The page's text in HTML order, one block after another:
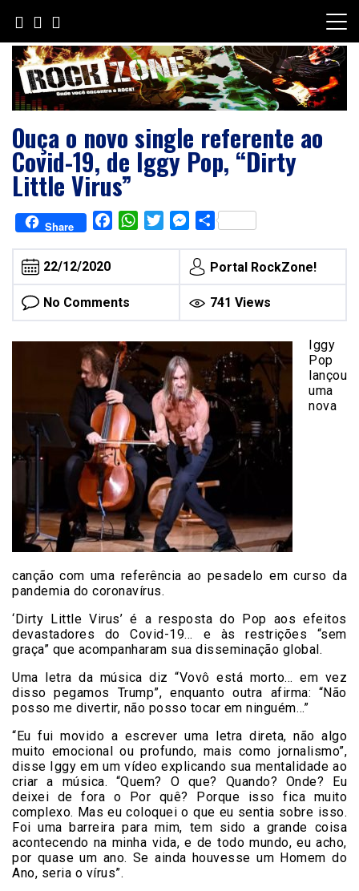
content
Ouça o novo single referente ao
Covid-19, de Iggy Pop, “Dirty
Little Virus”
Share FacebookWhatsAppTwitterMessenger
Share
22/12/2020 Portal RockZone!
No Comments 741 Views
Iggy
Pop
lançou
uma
nova
canção com uma referência ao pesadelo em curso da
pandemia do coronavírus.
‘Dirty Little Virus’ é a resposta do Pop aos efeitos
devastadores do Covid-19… e às restrições “sem
graça” que acompanharam sua disseminação global.
Uma letra da música diz “Vovô está morto… em vez
disso pegamos Trump”, enquanto outra afirma: “Não
posso me divertir, não posso tocar em ninguém…”
“Eu fui movido a escrever uma letra direta, não algo
muito emocional ou profundo, mais como jornalismo”,
disse Iggy em um vídeo explicando sua mentalidade ao
criar a música. “Quem? O que? Quando? Onde? Eu
deixei de fora o Por quê? Porque isso fica muito
complexo. Mas eu coloquei o que eu sentia sobre isso.
Foi uma barreira para mim, tem sido a grande coisa
acontecendo na minha vida, e de todo mundo, eu acho,
por quase um ano. Se ainda houvesse um Homem do
Ano, seria o vírus”.